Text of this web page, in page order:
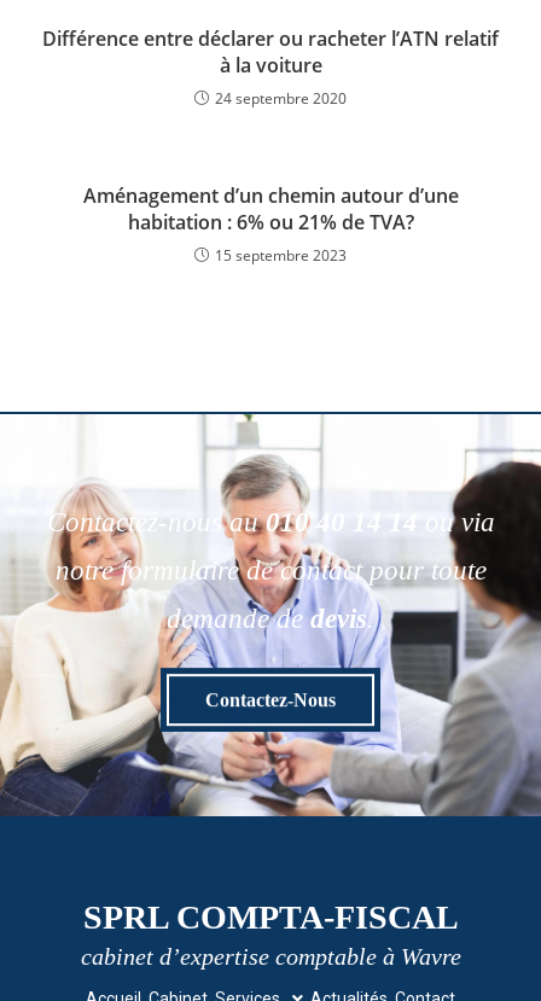
Différence entre déclarer ou racheter l’ATN relatif
à la voiture
24 septembre 2020
Aménagement d’un chemin autour d’une
habitation : 6% ou 21% de TVA?
15 septembre 2023
Contactez-nous au010 40 14 14
ou via
notre formulaire de contact pour toute
demande de devis.
Contactez-Nous
SPRL COMPTA-FISCAL
cabinet d’expertise comptable à Wavre